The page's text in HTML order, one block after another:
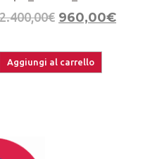
2.400,00€ 960,00€
Aggiungi al carrello